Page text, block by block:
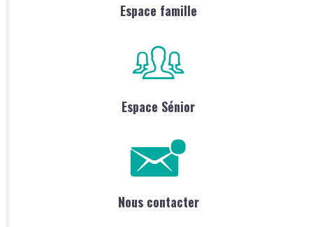
Espace famille
Espace Sénior
Nous contacter